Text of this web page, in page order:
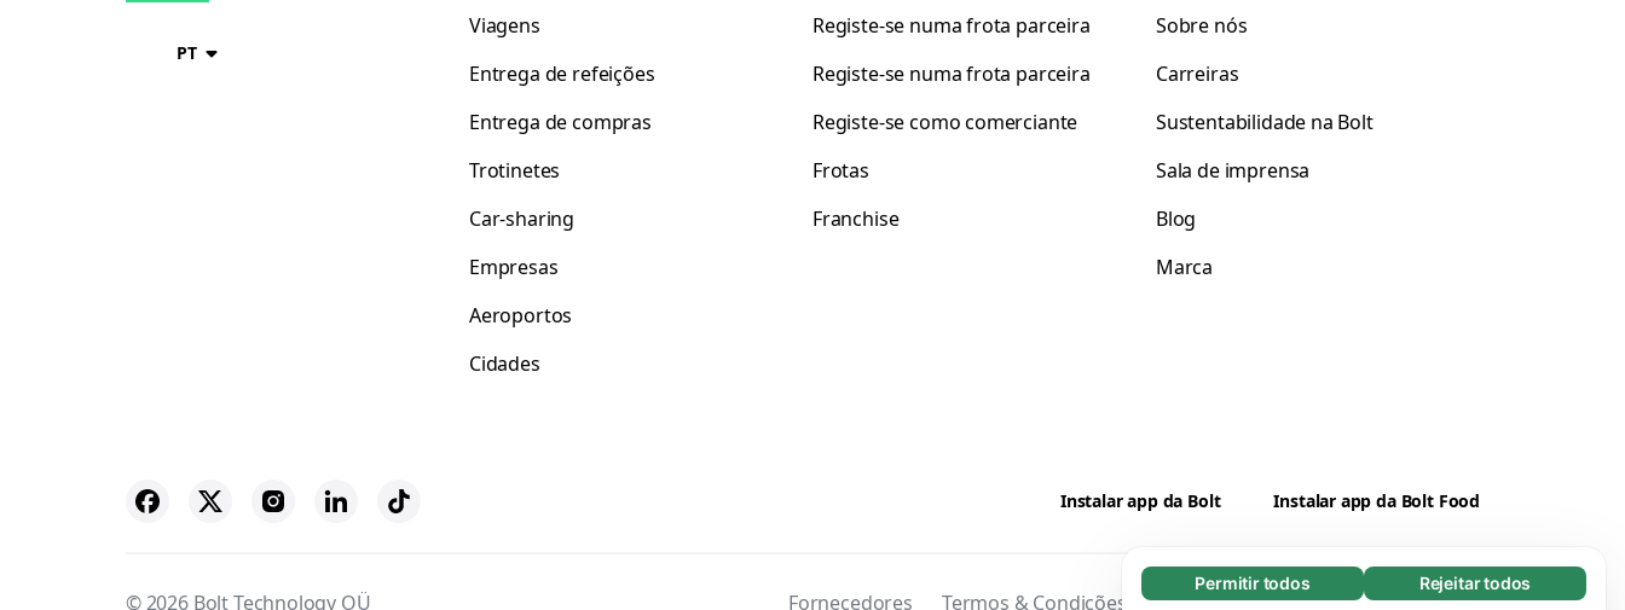
Essenciais (65)
Permitir todos Rejeitar todos
PT
Viagens
Entrega de refeições
Entrega de compras
Trotinetes
Car-sharing
Empresas
Aeroportos
Cidades
Registe-se numa frota parceira
Registe-se numa frota parceira
Registe-se como comerciante
Frotas
Franchise
Sobre nós
Carreiras
Sustentabilidade na Bolt
Sala de imprensa
Blog
Marca
Instalar app da Bolt Instalar app da Bolt Food
© 2026 Bolt Technology OÜ Fornecedores Termos & Condições Privacidade Cookies Segurança